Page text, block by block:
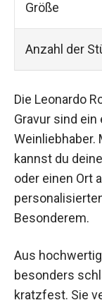
Größe
Anzahl der
Die Leonardo
Gravur sind
Weinliebhaber.
kannst du
oder einen Ort
Besonderem.
Aus
besonders
kratzfest. Sie